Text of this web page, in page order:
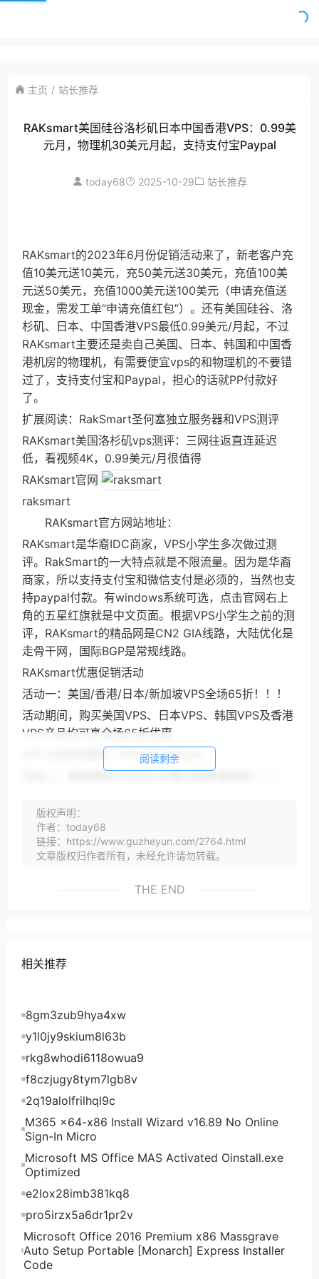
主页 站长推荐
RAKsmart美国硅谷洛杉矶日本中国香港VPS：0.99美
元月，物理机30美元月起，支持支付宝Paypal
today68 2025-10-29 站长推荐
RAKsmart的2023年6月份促销活动来了，新老客户充
值10美元送10美元，充50美元送30美元，充值100美
元送50美元，充值1000美元送100美元（申请充值送
现金，需发工单“申请充值红包”）。还有美国硅谷、洛
杉矶、日本、中国香港VPS最低0.99美元/月起，不过
RAKsmart主要还是卖自己美国、日本、韩国和中国香
港机房的物理机，有需要便宜vps的和物理机的不要错
过了，支持支付宝和Paypal，担心的话就PP付款好
了。
扩展阅读：RakSmart圣何塞独立服务器和VPS测评
RAKsmart美国洛杉矶vps测评：三网往返直连延迟
低，看视频4K，0.99美元/月很值得
RAKsmart官网
raksmart
RAKsmart官方网站地址：
RAKsmart是华裔IDC商家，VPS小学生多次做过测
评。RakSmart的一大特点就是不限流量。因为是华裔
商家，所以支持支付宝和微信支付是必须的，当然也支
持paypal付款。有windows系统可选，点击官网右上
角的五星红旗就是中文页面。根据VPS小学生之前的测
评，RAKsmart的精品网是CN2 GIA线路，大陆优化是
走骨干网，国际BGP是常规线路。
RAKsmart优惠促销活动
活动一：美国/香港/日本/新加坡VPS全场65折！！！
活动期间，购买美国VPS、日本VPS、韩国VPS及香港
VPS产品均可享全场65折优惠
VPS 65折优惠码：VPS-TP-35%dis
1IP，大陆优化10M；惊爆价：$ 0.99/月 立即抢购
（2）LA（洛杉矶） Lin512 ，512M内存，20G
HDD，1IP，大陆优化10M；惊爆价：$ 0.99/月 立即
（3）HK（香港） V1024，1024M内存，25G HDD，
（5）SG（韩国） V1024，1024M内存，25G HDD，
活动三：新手级爆款云服务器年付套餐秒杀！！！
（1）SV 云服务器 1核心，2G内存，40G系统盘，大
陆优化，5M/不限流量；秒杀价：$19.85/年 立即抢购
（2）LA 云服务器 1核心，2G内存，40G系统盘，大
陆优化，5M/不限流量；秒杀价：$19.85/年 立即抢购
（3）HK 云服务器 1核心，2G内存，40G系统盘，精
品网，3M/不限流量；秒杀价：$24.46/年 立即抢购
（4）JP 云服务器 1核心，2G内存，40G系统盘，大
陆优化，3M/不限流量；秒杀价：$22.92/年 立即抢购
活动一：爆款服务器低至30美金，限量5台/天秒
杀！！！
（1）SV（硅谷） I3-2120，单CPU ，8G内存，1T
HDD，1 IP，大陆优化，100M/不限；
抢购价：$ 30.62 立即抢购
阅读剩余
版权声明：
作者：today68
链接：https://www.guzheyun.com/2764.html
文章版权归作者所有，未经允许请勿转载。
THE END
相关推荐
8gm3zub9hya4xw
y1l0jy9skium8l63b
rkg8whodi6118owua9
f8czjugy8tym7lgb8v
2q19alolfrilhql9c
M365 x64-x86 Install Wizard v16.89 No Online
Sign-In Micro
Microsoft MS Office MAS Activated Oinstall.exe
Optimized
e2lox28imb381kq8
pro5irzx5a6dr1pr2v
Microsoft Office 2016 Premium x86 Massgrave
Auto Setup Portable [Monarch] Express Installer
Code